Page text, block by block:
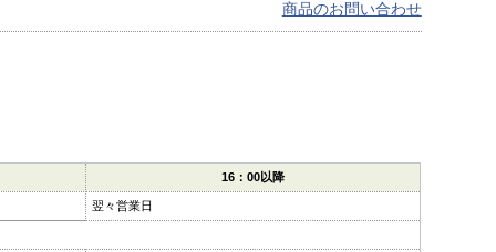
商品のお問い合わせ
16：00以降
翌々営業日